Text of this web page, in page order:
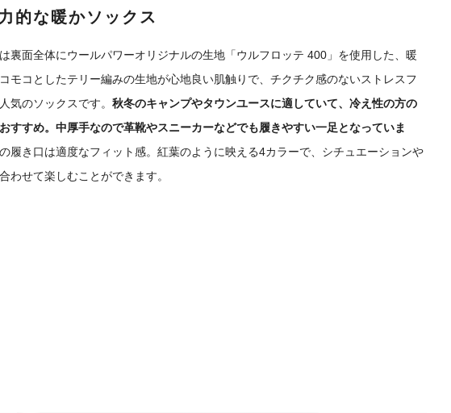
的な暖かソックス
裏面全体にウールパワーオリジナルの生地「ウルフロッテ 400」を使用した、暖
モコとしたテリー編みの生地が心地良い肌触りで、チクチク感のないストレスフ
気のソックスです。 秋冬のキャンプやタウンユースに適していて、冷え性の方の
すすめ。中厚手なので革靴やスニーカーなどでも履きやすい一足となっていま
履き口は適度なフィット感。紅葉のように映える4カラーで、シチュエーションや
わせて楽しむことができます。